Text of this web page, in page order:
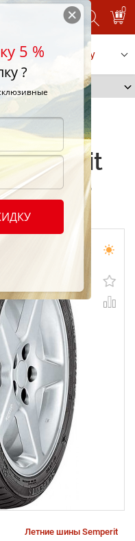
0
Заказать услугу
R18 100Y
45 R18
Летние шины Semperit
5 %
?